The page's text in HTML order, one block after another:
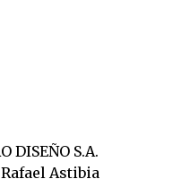
DISEÑO S.A.
Astibia